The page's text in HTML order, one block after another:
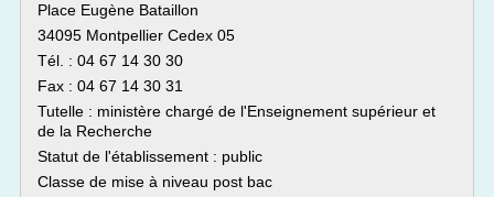
Place Eugène Bataillon
34095 Montpellier Cedex 05
Tél. : 04 67 14 30 30
Fax : 04 67 14 30 31
Tutelle : ministère chargé de l'Enseignement supérieur et
de la Recherche
Statut de l'établissement : public
Classe de mise à niveau post bac